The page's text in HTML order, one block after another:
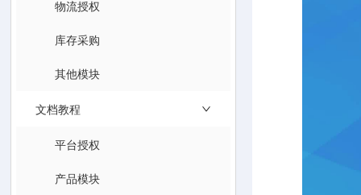
物流授权
库存采购
其他模块
文档教程
平台授权
产品模块